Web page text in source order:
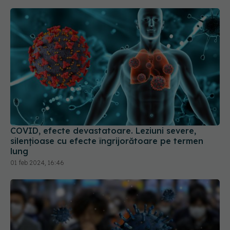
COVID, efecte devastatoare. Leziuni severe,
silențioase cu efecte îngrijorătoare pe termen
lung
01 feb 2024, 16:46